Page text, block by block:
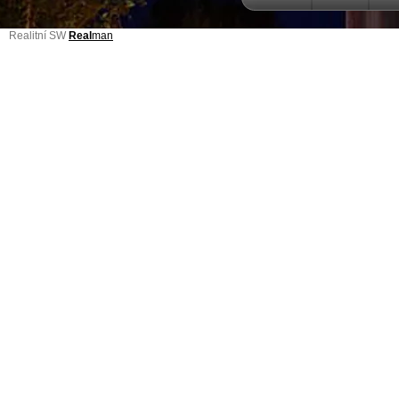
Realitní SW Real man